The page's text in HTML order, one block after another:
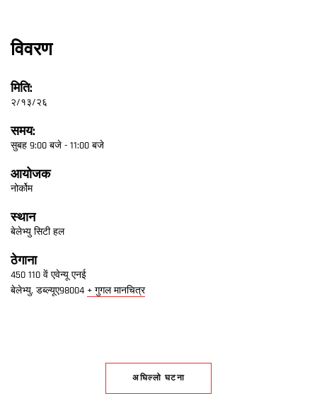
विवरण
मिति:
२/१३/२६
समय:
सुबह 9:00 बजे - 11:00 बजे
आयोजक
नोर्कोम
स्थान
बेलेभ्यु सिटी हल
ठेगाना
450 110 वें एवेन्यू एनई
बेलेभ्यु, डब्ल्यूए98004 + गुगल मानचित्र
अघिल्लो घटना